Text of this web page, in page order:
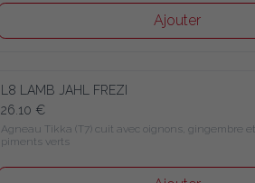
Ajouter
L8 LAMB JAHL FREZI
26.10 €
Agneau Tikka (T7) cuit avec oignons, gingembre et piments
verts